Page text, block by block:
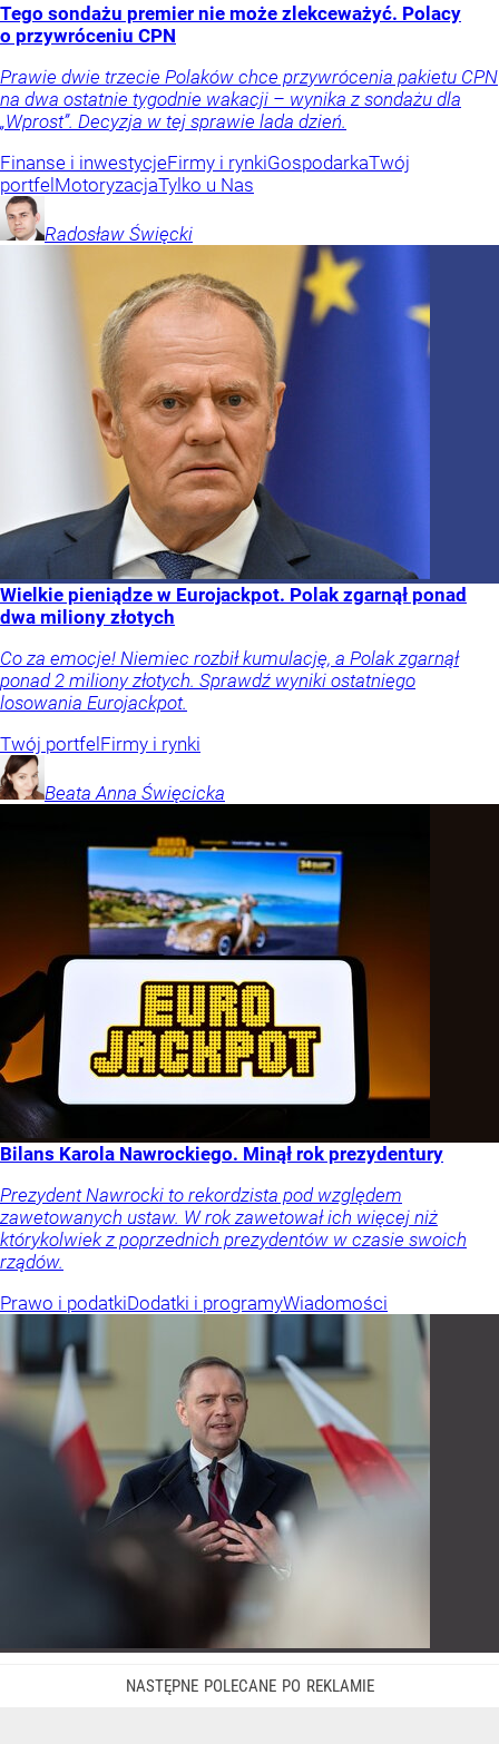
Tego sondażu premier nie może zlekceważyć. Polacy
o przywróceniu CPN
Prawie dwie trzecie Polaków chce przywrócenia pakietu CPN
na dwa ostatnie tygodnie wakacji – wynika z sondażu dla
„Wprost”. Decyzja w tej sprawie lada dzień.
Finanse i inwestycjeFirmy i rynkiGospodarkaTwój
portfelMotoryzacjaTylko u Nas
Radosław Święcki
Wielkie pieniądze w Eurojackpot. Polak zgarnął ponad
dwa miliony złotych
Co za emocje! Niemiec rozbił kumulację, a Polak zgarnął
ponad 2 miliony złotych. Sprawdź wyniki ostatniego
losowania Eurojackpot.
Twój portfelFirmy i rynki
Beata Anna Święcicka
Bilans Karola Nawrockiego. Minął rok prezydentury
Prezydent Nawrocki to rekordzista pod względem
zawetowanych ustaw. W rok zawetował ich więcej niż
którykolwiek z poprzednich prezydentów w czasie swoich
rządów.
Prawo i podatkiDodatki i programyWiadomości